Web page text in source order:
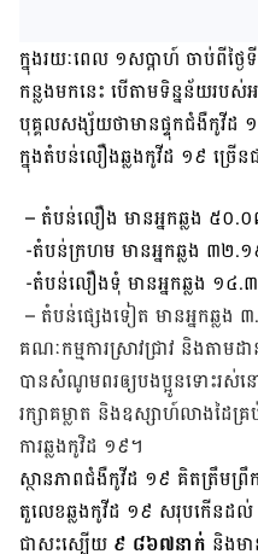
ក្នុង​រយៈពេល ១សប្តាហ៍ ចាប់ពីថ្
កន្លង​មក​នេះ បើ​តាម​ទិន្នន័យ​របស់​
បុគ្គល​សង្ស័យ​ថា​មានផ្ទុក​ជំងឺ​កូវីដ
ក្នុងតំបន់លឿងឆ្លងកូវីដ ១៩ ច្រើន​
– តំបន់លឿង​ មានអ្នកឆ្លង ៥០.
-តំបន់ក្រហម មានអ្នកឆ្លង ៣២.
-តំបន់លឿងទុំ មានអ្នកឆ្លង ១៤.
– តំបន់ផ្សេងទៀត មានអ្នកឆ្លង
គណៈ​កម្មការ​ស្រាវជ្រាវ និង​​តា
បាន​សំណូមពរ​ឲ្យបងប្អូន​ទោះរស់
រក្សា​គម្លាត និងឧស្សាហ៍​លាង​ដៃគ្រ
ការ​ឆ្លងកូវិដ ១៩។
ស្ថានភាពជំងឺកូវីដ ១៩ គិតត្រឹមព្
តួលេខឆ្លងកូវីដ ១៩ សរុបកើនដល់
ជាសះស្បើយ ៩ ៨៦៧នាក់ និងមា